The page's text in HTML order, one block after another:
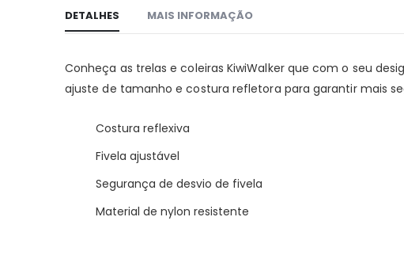
o
início
galeria
de
DETALHES
Conheça as trelas e coleiras KiwiWalker que com o seu
ajuste de tamanho e costura refletora para garantir mais
Costura reflexiva
Fivela ajustável
Segurança de desvio de fivela
Material de nylon resistente
MAIS INFORMAÇÃO